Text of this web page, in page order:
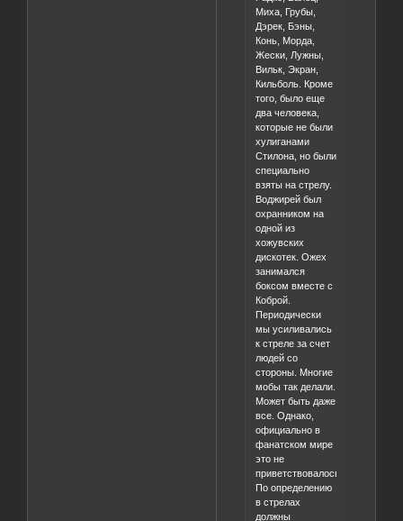
Миха, Грубы,
Дэрек, Бэны,
Конь, Морда,
Жески, Лужны,
Вильк, Экран,
Кильболь. Кроме
того, было еще
два человека,
которые не были
хулиганами
Стилона, но были
специально
взяты на стрелу.
Воджирей был
охранником на
одной из
хожувских
дискотек. Ожех
занимался
боксом вместе с
Коброй.
Периодически
мы усиливались
к стреле за счет
людей со
стороны. Многие
мобы так делали.
Может быть даже
все. Однако,
официально в
фанатском мире
это не
приветствовалось.
По определению
в стрелах
должны